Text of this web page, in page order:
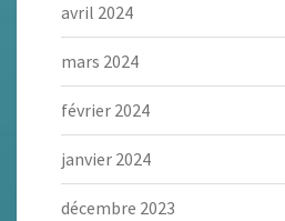
avril 2024
mars 2024
février 2024
janvier 2024
décembre 2023